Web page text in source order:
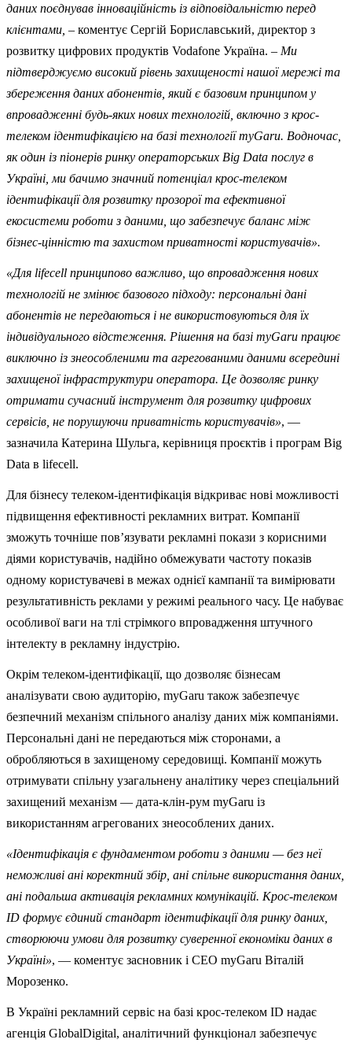
даних поєднував інноваційність із відповідальністю перед
клієнтами, – коментує Сергій Бориславський, директор з
розвитку цифрових продуктів Vodafone Україна. – Ми
підтверджуємо високий рівень захищеності нашої мережі та
збереження даних абонентів, який є базовим принципом у
впровадженні будь-яких нових технологій, включно з крос-
телеком ідентифікацією на базі технології myGaru. Водночас,
як один із піонерів ринку операторських Big Data послуг в
Україні, ми бачимо значний потенціал крос-телеком
ідентифікації для розвитку прозорої та ефективної
екосистеми роботи з даними, що забезпечує баланс між
бізнес-цінністю та захистом приватності користувачів».
«Для lifecell принципово важливо, що впровадження нових
технологій не змінює базового підходу: персональні дані
абонентів не передаються і не використовуються для їх
індивідуального відстеження. Рішення на базі myGaru працює
виключно із знеособленими та агрегованими даними всередині
захищеної інфраструктури оператора. Це дозволяє ринку
отримати сучасний інструмент для розвитку цифрових
сервісів, не порушуючи приватність користувачів», —
зазначила Катерина Шульга, керівниця проєктів і програм Big
Data в lifecell.
Для бізнесу телеком-ідентифікація відкриває нові можливості
підвищення ефективності рекламних витрат. Компанії
зможуть точніше пов’язувати рекламні покази з корисними
діями користувачів, надійно обмежувати частоту показів
одному користувачеві в межах однієї кампанії та вимірювати
результативність реклами у режимі реального часу. Це набуває
особливої ваги на тлі стрімкого впровадження штучного
інтелекту в рекламну індустрію.
Окрім телеком-ідентифікації, що дозволяє бізнесам
аналізувати свою аудиторію, myGaru також забезпечує
безпечний механізм спільного аналізу даних між компаніями.
Персональні дані не передаються між сторонами, а
обробляються в захищеному середовищі. Компанії можуть
отримувати спільну узагальнену аналітику через спеціальний
захищений механізм — дата-клін-рум myGaru із
використанням агрегованих знеособлених даних.
«Ідентифікація є фундаментом роботи з даними — без неї
неможливі ані коректний збір, ані спільне використання даних,
ані подальша активація рекламних комунікацій. Крос-телеком
ID формує єдиний стандарт ідентифікації для ринку даних,
створюючи умови для розвитку суверенної економіки даних в
Україні», — коментує засновник і CEO myGaru Віталій
Морозенко.
В Україні рекламний сервіс на базі крос-телеком ID надає
агенція GlobalDigital, аналітичний функціонал забезпечує